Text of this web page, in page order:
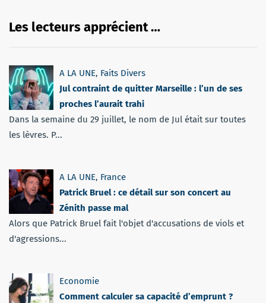
Les lecteurs apprécient …
A LA UNE, Faits Divers
Jul contraint de quitter Marseille : l’un de ses
proches l’aurait trahi
Dans la semaine du 29 juillet, le nom de Jul était sur toutes
les lèvres. P...
A LA UNE, France
Patrick Bruel : ce détail sur son concert au
Zénith passe mal
Alors que Patrick Bruel fait l'objet d'accusations de viols et
d'agressions...
Economie
Comment calculer sa capacité d’emprunt ?